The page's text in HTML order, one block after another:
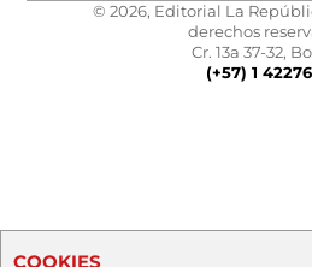
© 2026, Editorial La
derechos
Cr. 13a 37-32,
(+57) 1
COOKIES